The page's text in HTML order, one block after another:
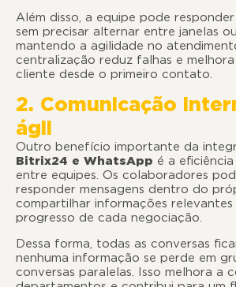
Além disso, a equipe pode
sem precisar alternar entre janelas
mantendo a agilidade no
centralização reduz falhas e
cliente desde o primeiro contato.
2. Comunicação
ágil
Outro benefício importante da
Bitrix24 e WhatsApp é a
entre equipes. Os colaboradores
responder mensagens dentro do
compartilhar informações
progresso de cada negociação.
Dessa forma, todas as conversas
nenhuma informação se perde em
conversas paralelas. Isso melhora a